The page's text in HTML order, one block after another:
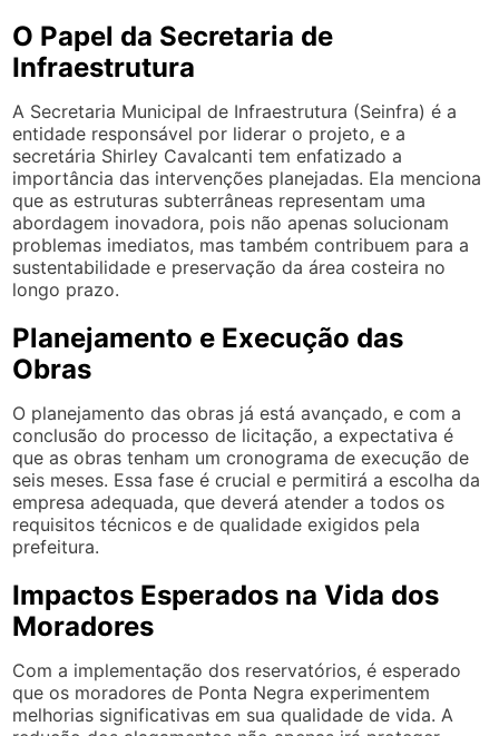
O Papel da Secretaria de
Infraestrutura
A Secretaria Municipal de Infraestrutura (Seinfra) é a
entidade responsável por liderar o projeto, e a
secretária Shirley Cavalcanti tem enfatizado a
importância das intervenções planejadas. Ela menciona
que as estruturas subterrâneas representam uma
abordagem inovadora, pois não apenas solucionam
problemas imediatos, mas também contribuem para a
sustentabilidade e preservação da área costeira no
longo prazo.
Planejamento e Execução das
Obras
O planejamento das obras já está avançado, e com a
conclusão do processo de licitação, a expectativa é
que as obras tenham um cronograma de execução de
seis meses. Essa fase é crucial e permitirá a escolha da
empresa adequada, que deverá atender a todos os
requisitos técnicos e de qualidade exigidos pela
prefeitura.
Impactos Esperados na Vida dos
Moradores
Com a implementação dos reservatórios, é esperado
que os moradores de Ponta Negra experimentem
melhorias significativas em sua qualidade de vida. A